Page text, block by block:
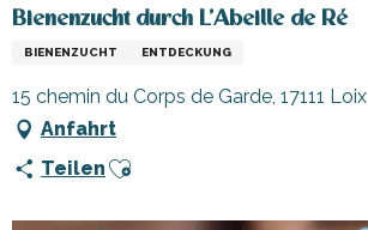
Bienenzucht durch L'Abeille de Ré
BIENENZUCHT ENTDECKUNG
15 chemin du Corps de Garde, 17111 Loix
Anfahrt
Teilen Ajouter aux favoris